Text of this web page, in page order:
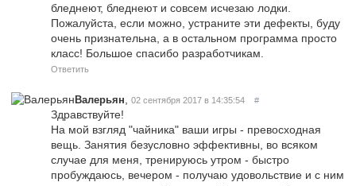
бледнеют, бледнеют и совсем исчезаю лодки.
Пожалуйста, если можно, устраните эти дефекты, буду
очень признательна, а в остальном программа просто
класс! Большое спасибо разработчикам.
Ответить
Валерьян 02 сентября 2017 в 14:35:54 #
Здравствуйте!
На мой взгляд "чайника" ваши игры - превосходная
вещь. Занятия безусловно эффективны, во всяком
случае для меня, тренируюсь утром - быстро
пробуждаюсь, вечером - получаю удовольствие и с ним